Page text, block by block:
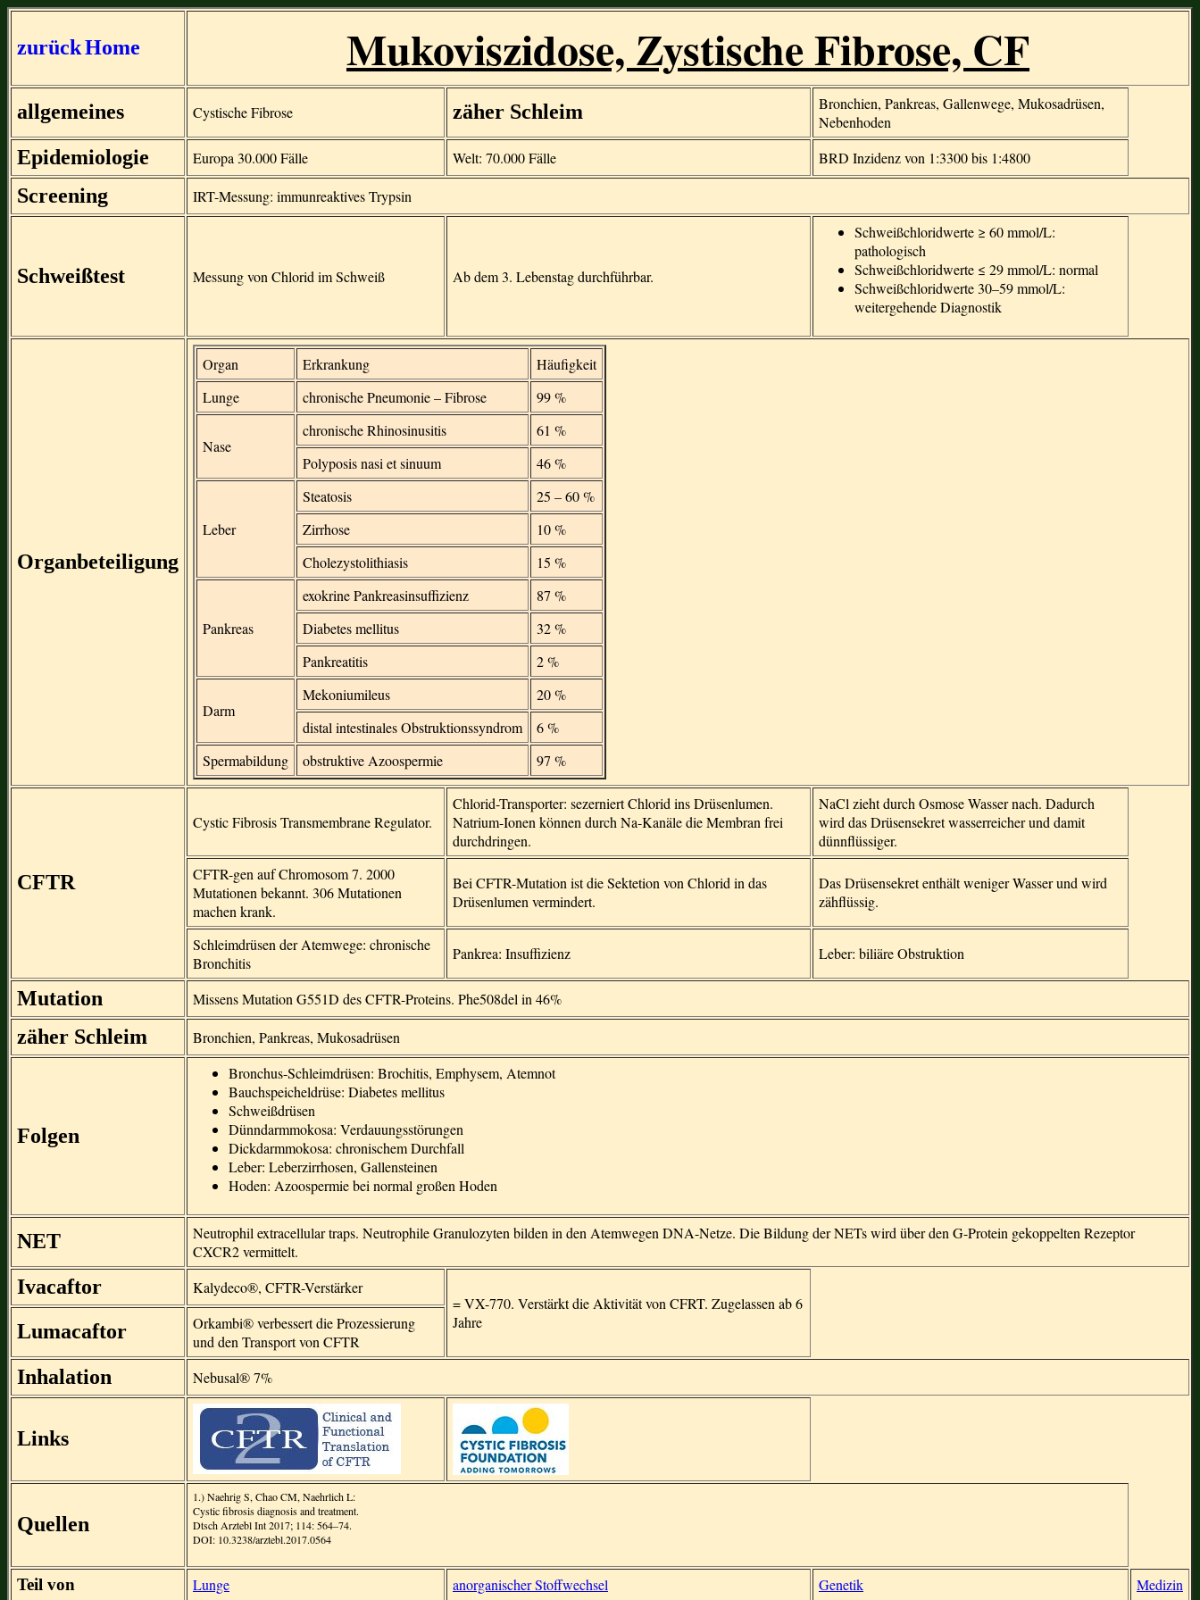
zurückHome Mukoviszidose, Zystische Fibrose, CF
allgemeines Cystische Fibrose zäher Schleim
Bronchien, Pankreas, Gallenwege, Mukosadrüsen,
Nebenhoden
Epidemiologie Europa 30.000 Fälle Welt: 70.000 Fälle BRD Inzidenz von 1:3300 bis 1:4800
Screening IRT-Messung: immunreaktives Trypsin
Schweißtest Messung von Chlorid im Schweiß Ab dem 3. Lebenstag durchführbar.
Schweißchloridwerte ≥ 60 mmol/L:
pathologisch
Schweißchloridwerte ≤ 29 mmol/L: normal
Schweißchloridwerte 30–59 mmol/L:
weitergehende Diagnostik
Organbeteiligung
Organ Erkrankung
Häufigkeit
Lunge
chronische Pneumonie – Fibrose 99 %
Nase
chronische Rhinosinusitis
61 %
Polyposis nasi et sinuum
46 %
Leber
Steatosis
25 – 60 %
Zirrhose
10 %
Cholezystolithiasis
15 %
Pankreas
exokrine Pankreasinsuffizienz
87 %
Diabetes mellitus
32 %
Pankreatitis
2 %
Darm
Mekoniumileus
20 %
distal intestinales Obstruktionssyndrom
6 %
Spermabildung
obstruktive Azoospermie 97 %
CFTR
Cystic Fibrosis Transmembrane Regulator.
Chlorid-Transporter: sezerniert Chlorid ins Drüsenlumen.
Natrium-Ionen können durch Na-Kanäle die Membran frei
durchdringen.
NaCl zieht durch Osmose Wasser nach. Dadurch
wird das Drüsensekret wasserreicher und damit
dünnflüssiger.
CFTR-gen auf Chromosom 7. 2000
Mutationen bekannt. 306 Mutationen
machen krank.
Bei CFTR-Mutation ist die Sektetion von Chlorid in das
Drüsenlumen vermindert.
Das Drüsensekret enthält weniger Wasser und wird
zähflüssig.
Schleimdrüsen der Atemwege: chronische
Bronchitis
Pankrea: Insuffizienz Leber: biliäre Obstruktion
Mutation Missens Mutation G551D des CFTR-Proteins. Phe508del in 46%
zäher Schleim Bronchien, Pankreas, Mukosadrüsen
Folgen
Bronchus-Schleimdrüsen: Brochitis, Emphysem, Atemnot
Bauchspeicheldrüse: Diabetes mellitus
Schweißdrüsen
Dünndarmmokosa: Verdauungsstörungen
Dickdarmmokosa: chronischem Durchfall
Leber: Leberzirrhosen, Gallensteinen
Hoden: Azoospermie bei normal großen Hoden
NET
Neutrophil extracellular traps. Neutrophile Granulozyten bilden in den Atemwegen DNA-Netze. Die Bildung der NETs wird über den G-Protein gekoppelten Rezeptor
CXCR2 vermittelt.
Ivacaftor
Kalydeco®, CFTR-Verstärker
= VX-770. Verstärkt die Aktivität von CFRT. Zugelassen ab 6
Jahre
Lumacaftor
Orkambi® verbessert die Prozessierung
und den Transport von CFTR
Inhalation Nebusal® 7%
Links
Quellen
1.) Naehrig S, Chao CM, Naehrlich L:
Cystic fibrosis diagnosis and treatment.
Dtsch Arztebl Int 2017; 114: 564–74.
DOI: 10.3238/arztebl.2017.0564
Teil von Lunge anorganischer Stoffwechsel Genetik Medizin